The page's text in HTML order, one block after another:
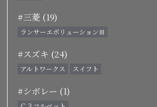
#三菱 (19)
ランサーエボリューションⅢ
#スズキ (24)
アルトワークス スイフト
#シボレー (1)